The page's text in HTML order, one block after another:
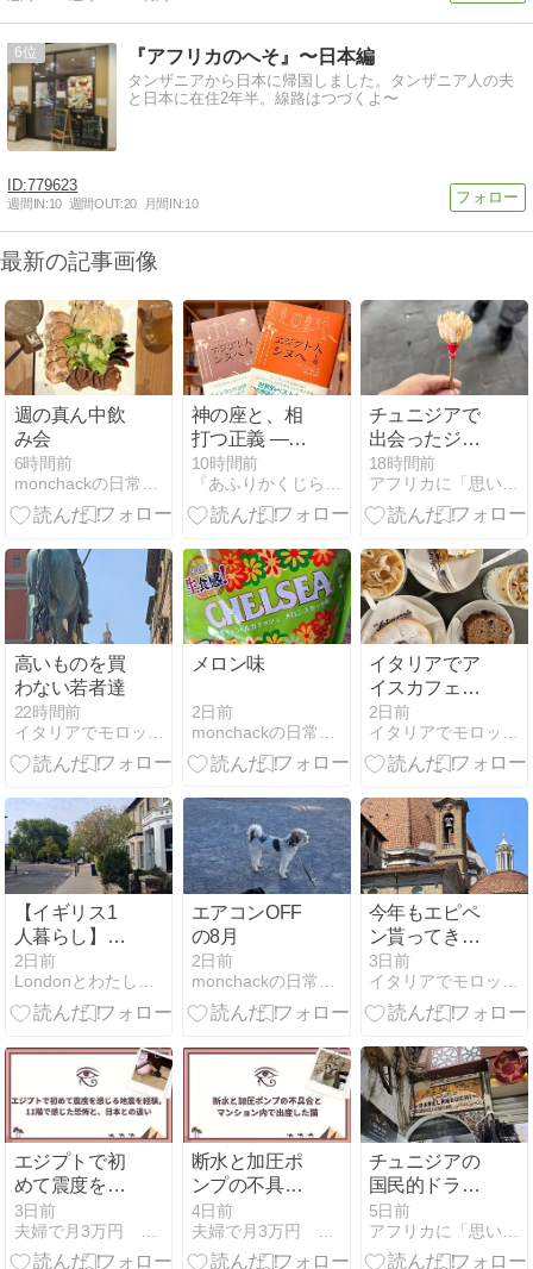
6 『アフリカのへそ』〜日本編
タンザニアから日本に帰国しました。タンザニア人の夫
と日本に在住2年半。線路はつづくよ〜
779623
週間IN:10 週間OUT:20 月間IN:10
最新の記事画像
週の真ん中飲
み会
6時間前
monchackの日常＠ナイロビ
神の座と、相
打つ正義 ——
『エジプト人
シヌヘ』
10時間前
『あふりかくじらの自由時間』
チュニジアで
出会ったジャ
スミンの花束
「マシュムー
ム」
18時間前
アフリカに「思いやり」
高いものを買
わない若者達
22時間前
イタリアでモロッコごはん
メロン味
2日前
イタリアでア
イスカフェラ
テ
2日前
イタリアでモロッコごはん
【イギリス1
人暮らし】ダ
ンスのお誘い
2日前
Londonとわたしとアロマ
エアコンOFF
の8月
2日前
monchackの日常＠ナイロビ
今年もエピペ
ン貰ってきた
よ。
3日前
イタリアでモロッコごはん
エジプトで初
めて震度を感
じる地震を経
験。11階で感
じた恐怖と、
3日前
断水と加圧ポ
ンプの不具合
とマンション
内で出産した
猫
4日前
チュニジアの
国民的ドラマ
の舞台、旧市
街のカフェ
「Dar el
5日前